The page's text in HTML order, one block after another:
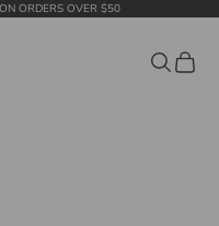
ORDERS OVER $50
Search
Cart